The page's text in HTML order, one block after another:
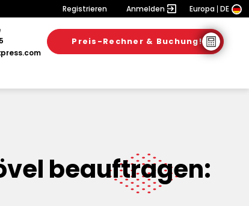
Registrieren Anmelden Europa DE
Preis-Rechner & Buchung!
beauftragen: